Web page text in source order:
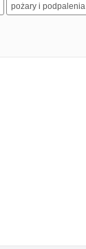
pożary i podpalenia